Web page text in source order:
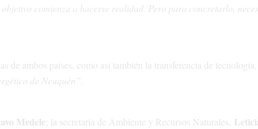
comienza a hacerse realidad. Pero para concretarlo,
de ambos países, como así también la transferencia de
de Neuquén”.
Medele ; la secretaria de Ambiente y Recursos Naturales,